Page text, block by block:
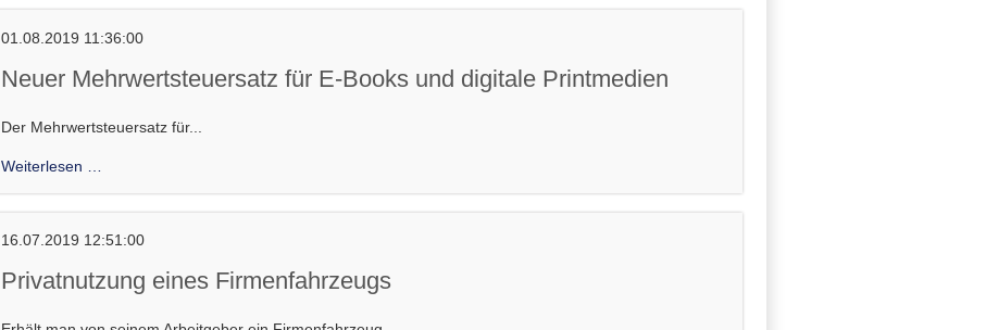
für
Kinder
der
absetzen
01.08.2019 11:36:00
Neuer Mehrwertsteuersatz für E-Books und digitale Printmedien
Der Mehrwertsteuersatz für...
Weiterlesen …
für
E-
und
16.07.2019 12:51:00
Privatnutzung eines Firmenfahrzeugs